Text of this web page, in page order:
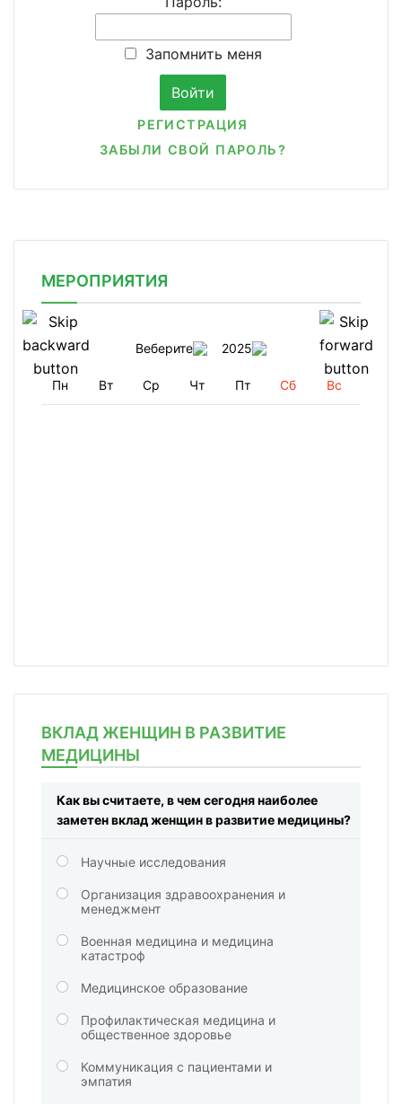
Запомнить меня
РЕГИСТРАЦИЯ
ЗАБЫЛИ СВОЙ ПАРОЛЬ?
МЕРОПРИЯТИЯ
Веберите 2025
Пн Вт Ср Чт Пт Сб Вс
ВКЛАД ЖЕНЩИН В РАЗВИТИЕ
МЕДИЦИНЫ
Как вы считаете, в чем сегодня наиболее
заметен вклад женщин в развитие медицины?
Научные исследования
Организация здравоохранения и
менеджмент
Военная медицина и медицина
катастроф
Медицинское образование
Профилактическая медицина и
общественное здоровье
Коммуникация с пациентами и
эмпатия